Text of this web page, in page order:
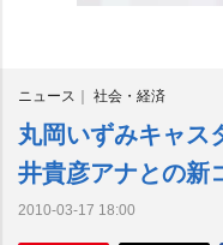
ニュース 社会・経済
丸岡いずみキャス
井貴彦アナとの新
2010-03-17 18:00